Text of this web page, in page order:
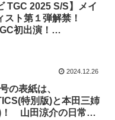
TGC 2025 S/S】メイ
スト第１弾解禁！
初出演！
2024.12.26
の表紙は、
特別版)と本田三姉
！ 山田涼介の日常に